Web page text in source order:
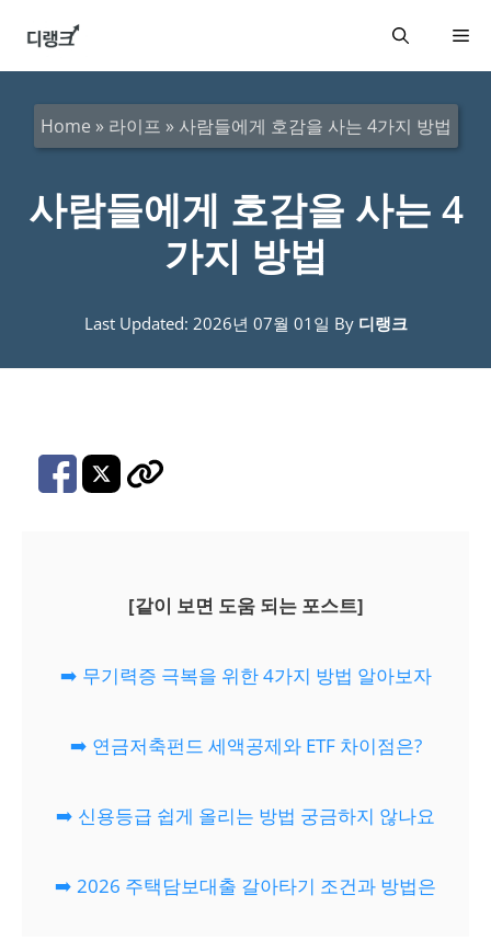
메
Home » 라이프 » 사람들에게 호감을 사는 4가지 방법
사람들에게 호감을 사는 4
가지 방법
Last Updated: 2026년 07월 01일 By 디랭크
[같이 보면 도움 되는 포스트]
➡️ 무기력증 극복을 위한 4가지 방법 알아보자
➡️ 연금저축펀드 세액공제와 ETF 차이점은?
➡️ 신용등급 쉽게 올리는 방법 궁금하지 않나요
➡️ 2026 주택담보대출 갈아타기 조건과 방법은